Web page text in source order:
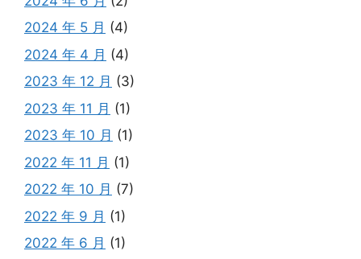
2024 年 5 月 (4)
2024 年 4 月 (4)
2023 年 12 月 (3)
2023 年 11 月 (1)
2023 年 10 月 (1)
2022 年 11 月 (1)
2022 年 10 月 (7)
2022 年 9 月 (1)
2022 年 6 月 (1)